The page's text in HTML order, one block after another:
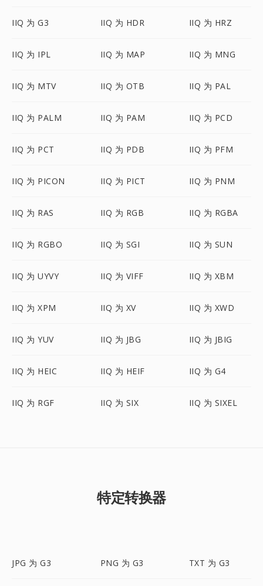
IIQ 为 G3 IIQ 为 HDR IIQ 为 HRZ
IIQ 为 IPL IIQ 为 MAP IIQ 为 MNG
IIQ 为 MTV IIQ 为 OTB IIQ 为 PAL
IIQ 为 PALM IIQ 为 PAM IIQ 为 PCD
IIQ 为 PCT IIQ 为 PDB IIQ 为 PFM
IIQ 为 PICON IIQ 为 PICT IIQ 为 PNM
IIQ 为 RAS IIQ 为 RGB IIQ 为 RGBA
IIQ 为 RGBO IIQ 为 SGI IIQ 为 SUN
IIQ 为 UYVY IIQ 为 VIFF IIQ 为 XBM
IIQ 为 XPM IIQ 为 XV IIQ 为 XWD
IIQ 为 YUV IIQ 为 JBG IIQ 为 JBIG
IIQ 为 HEIC IIQ 为 HEIF IIQ 为 G4
IIQ 为 RGF IIQ 为 SIX IIQ 为 SIXEL
特定转换器
JPG 为 G3 PNG 为 G3 TXT 为 G3